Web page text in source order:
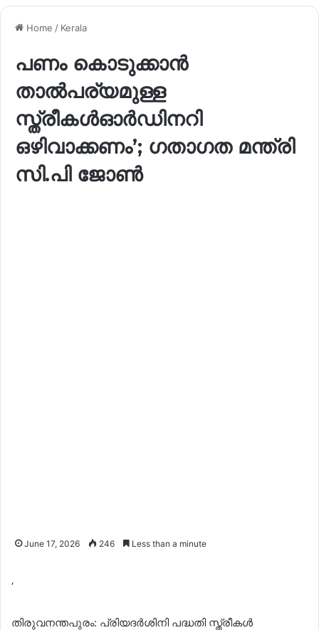
Home / Kerala
പണം കൊടുക്കാൻ
താൽപര്യമുള്ള
സ്ത്രീകൾഓർഡിനറി
ഒഴിവാക്കണം’; ഗതാഗത മന്ത്രി
സി.പി ജോൺ
June 17, 2026 246 Less than a minute
‘
തിരുവനന്തപുരം: പ്രിയദർശിനി പദ്ധതി സ്ത്രീകൾ